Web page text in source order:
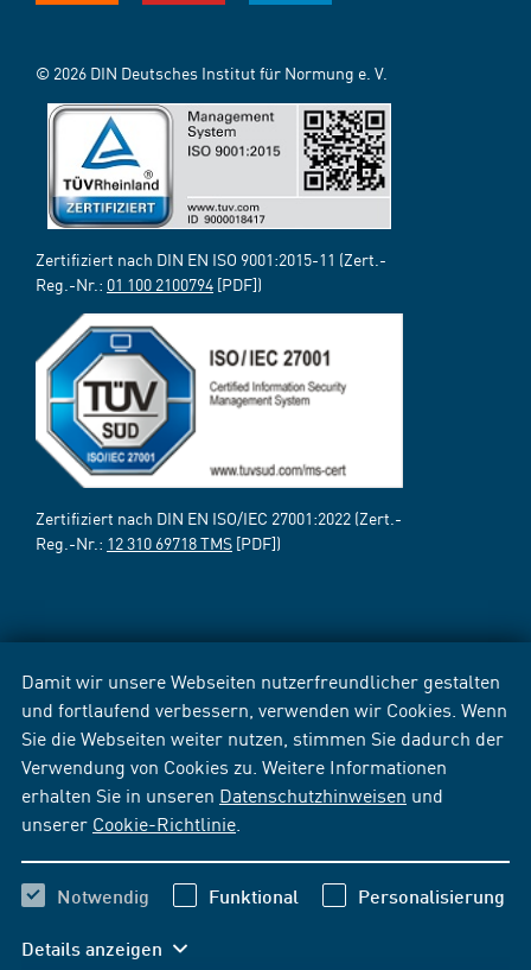
Damit wir unsere Webseiten nutzerfreundlicher gestalten
und fortlaufend verbessern, verwenden wir Cookies. Wenn
Sie die Webseiten weiter nutzen, stimmen Sie dadurch der
Verwendung von Cookies zu. Weitere Informationen
erhalten Sie in unseren Datenschutzhinweisen und
unserer Cookie-Richtlinie
Notwendig Funktional Personalisierung
Details anzeigen
© 2026 DIN Deutsches Institut für Normung e. V.
Zertifiziert nach DIN EN ISO 9001:2015-11 (Zert.-
Reg.-Nr.: 01 100 2100794 [PDF])
Zertifiziert nach DIN EN ISO/IEC 27001:2022 (Zert.-
Reg.-Nr.: 12 310 69718 TMS [PDF])